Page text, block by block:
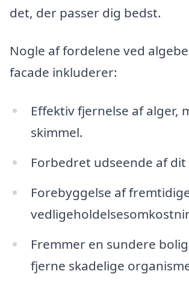
det, der passer dig bedst.
Nogle af fordelene ved
facade inkluderer:
Effektiv fjernelse af alger,
skimmel.
Forbedret udseende af dit
Forebyggelse af
Fremmer en sundere
fjerne skadelige